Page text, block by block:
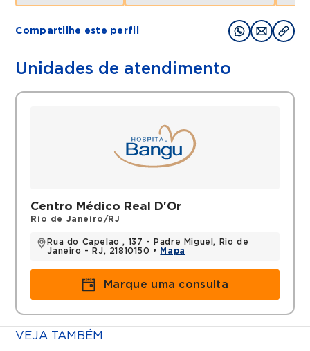
Compartilhe este perfil
Unidades de atendimento
Centro Médico Real D'Or
Rio de Janeiro/RJ
Rua do Capelao , 137 - Padre Miguel, Rio de
Janeiro - RJ, 21810150 •
Mapa
Marque uma consulta
VEJA TAMBÉM